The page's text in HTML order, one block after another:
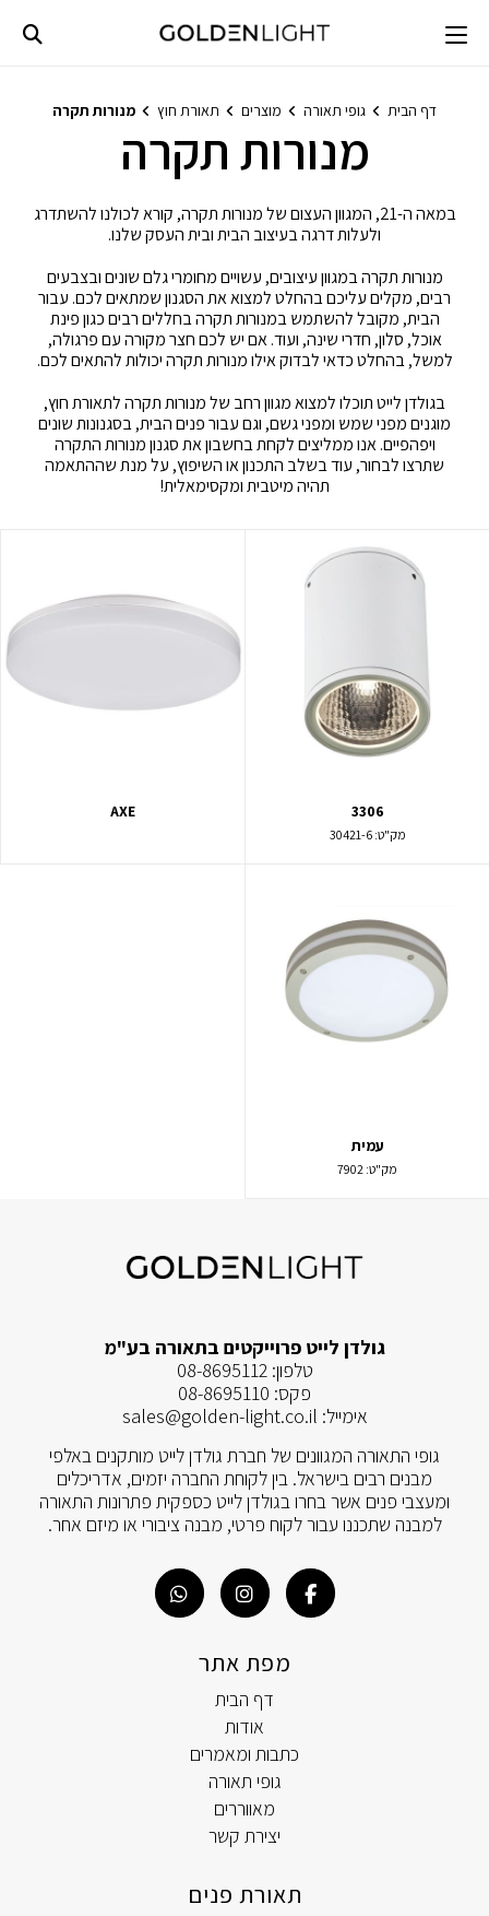
content
דף הבית גופי תאורה מוצרים תאורת חוץ מנורות תקרה
מנורות תקרה
במאה ה-21, המגוון העצום של מנורות תקרה, קורא לכולנו להשתדרג
ולעלות דרגה בעיצוב הבית ובית העסק שלנו.
מנורות תקרה במגוון עיצובים, עשויים מחומרי גלם שונים ובצבעים
רבים, מקלים עליכם בהחלט למצוא את הסגנון שמתאים לכם. עבור
הבית, מקובל להשתמש במנורות תקרה בחללים רבים כגון פינת
אוכל, סלון, חדרי שינה, ועוד. אם יש לכם חצר מקורה עם פרגולה,
למשל, בהחלט כדאי לבדוק אילו מנורות תקרה יכולות להתאים לכם.
בגולדן לייט תוכלו למצוא מגוון רחב של מנורות תקרה לתאורת חוץ,
מוגנים מפני שמש ומפני גשם, וגם עבור פנים הבית, בסגנונות שונים
ויפהפיים. אנו ממליצים לקחת בחשבון את סגנון מנורות התקרה
שתרצו לבחור, עוד בשלב התכנון או השיפוץ, על מנת שההתאמה
תהיה מיטבית ומקסימאלית!
3306
מק"ט:30421-6
AXE
עמית
מק"ט: 7902
גולדן לייט פרוייקטים בתאורה בע"מ
טלפון:08-8695112
פקס: 08-8695110
אימייל: sales@golden-light.co.il
גופי התאורה המגוונים של חברת גולדן לייט מותקנים באלפי
מבנים רבים בישראל. בין לקוחת החברה יזמים, אדריכלים
ומעצבי פנים אשר בחרו בגולדן לייט כספקית פתרונות התאורה
למבנה שתכננו עבור לקוח פרטי, מבנה ציבורי או מיזם אחר.
מפת אתר
דף הבית
אודות
כתבות ומאמרים
גופי תאורה
מאווררים
יצירת קשר
תאורת פנים